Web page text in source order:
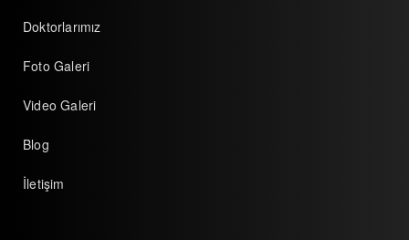
Doktorlarımız
Foto Galeri
Video Galeri
Blog
İletişim